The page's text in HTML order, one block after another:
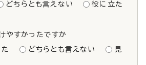
どちらとも言えない
役に立た
やすかったですか
どちらとも言えない
見